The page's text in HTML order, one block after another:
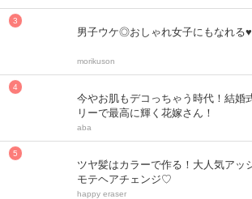
男子ウケ◎おしゃれ女子にもなれる♥
morikuson
今やお肌もデコっちゃう時代！結婚
リーで最高に輝く花嫁さん！
aba
ツヤ髪はカラーで作る！大人気アッ
モテヘアチェンジ♡
happy eraser